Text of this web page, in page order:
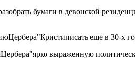
бумаги в девонской
Цербера"Кристиписать еще в 30-х
Цербера"ярко выраженную